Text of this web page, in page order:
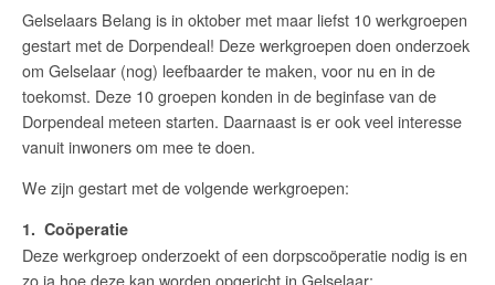
Gelselaars Belang is in oktober met maar liefst 10 werkgroepen
gestart met de Dorpendeal! Deze werkgroepen doen onderzoek
om Gelselaar (nog) leefbaarder te maken, voor nu en in de
toekomst. Deze 10 groepen konden in de beginfase van de
Dorpendeal meteen starten. Daarnaast is er ook veel interesse
vanuit inwoners om mee te doen.
We zijn gestart met de volgende werkgroepen:
1. Coöperatie
Deze werkgroep onderzoekt of een dorpscoöperatie nodig is en